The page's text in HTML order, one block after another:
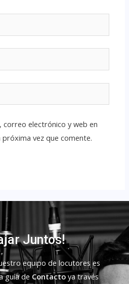
correo electrónico y web en
vez que comente.
Juntos!
equipo de locutores es
guía de Contacto ya través